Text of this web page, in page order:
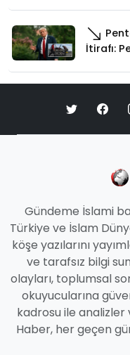
İtirafı:
Gündeme İslami
Türkiye ve İslam
köşe yazılarını
ve tarafsız bilgi
olayları, toplumsal
okuyucularına
kadrosu ile
Haber, her geçen